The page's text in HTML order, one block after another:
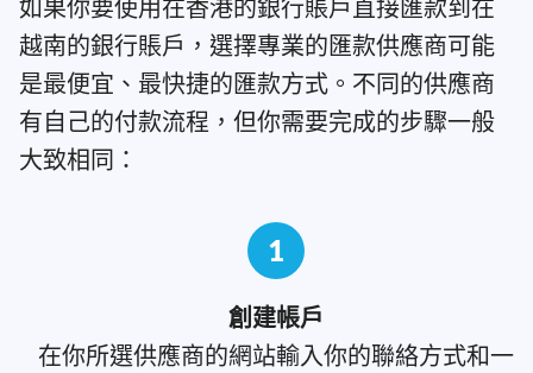
如果你要使用在香港的銀行賬戶直接匯款到在
越南的銀行賬戶，選擇專業的匯款供應商可能
是最便宜、最快捷的匯款方式。不同的供應商
有自己的付款流程，但你需要完成的步驟一般
大致相同：
1
創建帳戶
在你所選供應商的網站輸入你的聯絡方式和一